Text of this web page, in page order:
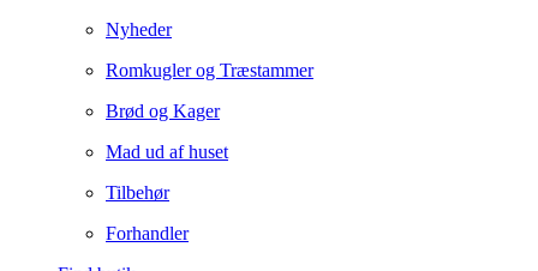
Nyheder
Romkugler og Træstammer
Brød og Kager
Mad ud af huset
Tilbehør
Forhandler